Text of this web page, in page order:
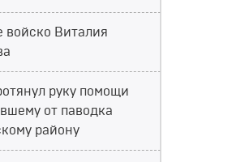
войско Виталия
руку помощи
от паводка
району